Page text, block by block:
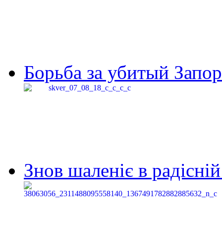
Борьба за убитый
Знов шаленіє в